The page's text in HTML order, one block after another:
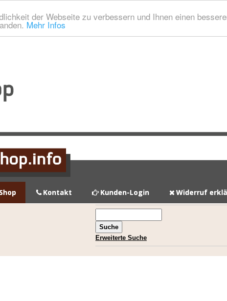
der Webseite zu verbessern und Ihnen einen
Mehr Infos
Kontakt Kunden-Login Widerruf
Erweiterte Suche